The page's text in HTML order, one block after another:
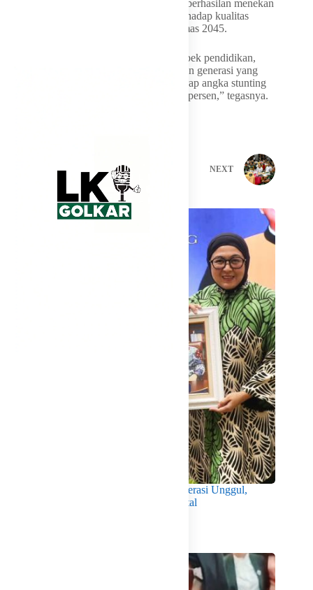
perhatian pemerintah daerah. Ia menilai keberhasilan menekan
angka stunting akan berpengaruh besar terhadap kualitas
generasi masa depan menuju Indonesia Emas 2045.
“Peran Bunda PAUD tidak hanya pada aspek pendidikan,
tetapi juga berkontribusi dalam menciptakan generasi yang
sehat, cerdas, dan berkualitas. Kami berharap angka stunting
terus menurun hingga berada di bawah 10 persen,” tegasnya.
PREVIOUS NEXT
Wabup Intan Dorong Mahasiswa Jadi Generasi Unggul,
Berkarakter dan Sadar Hukum di Era Digital